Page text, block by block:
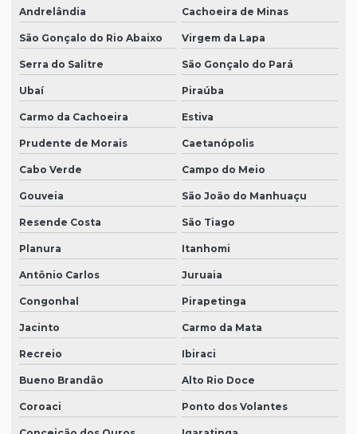
Andrelândia Cachoeira de Minas
São Gonçalo do Rio Abaixo Virgem da Lapa
Serra do Salitre São Gonçalo do Pará
Ubaí Piraúba
Carmo da Cachoeira Estiva
Prudente de Morais Caetanópolis
Cabo Verde Campo do Meio
Gouveia São João do Manhuaçu
Resende Costa São Tiago
Planura Itanhomi
Antônio Carlos Juruaia
Congonhal Pirapetinga
Jacinto Carmo da Mata
Recreio Ibiraci
Bueno Brandão Alto Rio Doce
Coroaci Ponto dos Volantes